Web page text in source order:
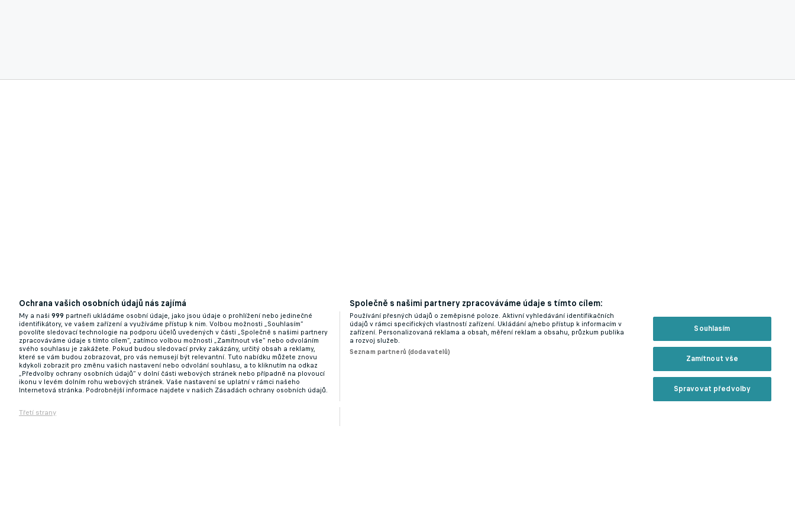
Ochrana vašich osobních údajů nás zajímá
My a naši 999 partneři ukládáme osobní údaje, jako jsou údaje o prohlížení nebo jedinečné
identifikátory, ve vašem zařízení a využíváme přístup k nim. Volbou možnosti „Souhlasím“
povolíte sledovací technologie na podporu účelů uvedených v části „Společně s našimi partnery
zpracováváme údaje s tímto cílem“, zatímco volbou možnosti „Zamítnout vše“ nebo odvoláním
svého souhlasu je zakážete. Pokud budou sledovací prvky zakázány, určitý obsah a reklamy,
které se vám budou zobrazovat, pro vás nemusejí být relevantní. Tuto nabídku můžete znovu
kdykoli zobrazit pro změnu vašich nastavení nebo odvolání souhlasu, a to kliknutím na odkaz
„Předvolby ochrany osobních údajů“ v dolní části webových stránek nebo případně na plovoucí
ikonu v levém dolním rohu webových stránek. Vaše nastavení se uplatní v rámci našeho
Internetová stránka. Podrobnější informace najdete v našich Zásadách ochrany osobních údajů.
Třetí strany
Společně s našimi partnery zpracováváme údaje s tímto cílem:
Používání přesných údajů o zeměpisné poloze. Aktivní vyhledávání identifikačních
údajů v rámci specifických vlastností zařízení. Ukládání a/nebo přístup k informacím v
zařízení. Personalizovaná reklama a obsah, měření reklam a obsahu, průzkum publika
a rozvoj služeb.
Seznam partnerů (dodavatelů)
Souhlasím
Zamítnout vše
Spravovat předvolby